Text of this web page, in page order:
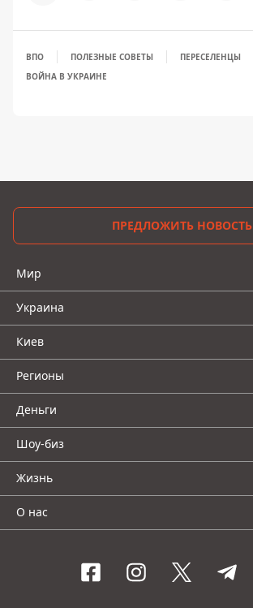
ВПО ПОЛЕЗНЫЕ СОВЕТЫ
ПЕРЕСЕЛЕНЦЫ
ВОЙНА В УКРАИНЕ
ПРЕДЛОЖИТЬ НОВОСТЬ
Мир
Украина
Киев
Регионы
Деньги
Шоу-биз
Жизнь
О нас